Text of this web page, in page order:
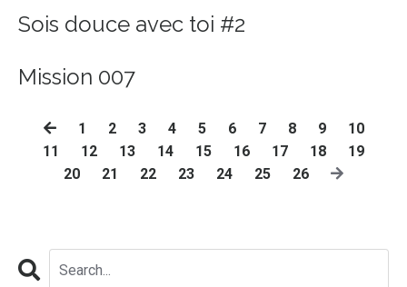
Sois douce avec toi #2
Mission 007
1 2 3 4 5 6 7 8 9
10
11
12 13 14 15 16 17 18
19
20
21 22 23 24 25 26